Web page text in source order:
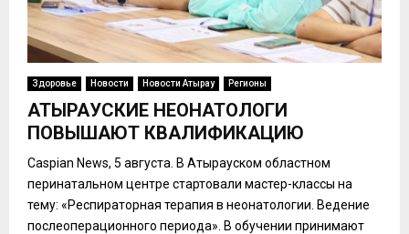
Здоровье Новости Новости Атырау Регионы
АТЫРАУСКИЕ НЕОНАТОЛОГИ
ПОВЫШАЮТ КВАЛИФИКАЦИЮ
Caspian News, 5 августа. В Атырауском областном
перинатальном центре стартовали мастер-классы на
тему: «Респираторная терапия в неонатологии. Ведение
послеоперационного периода». В обучении принимают